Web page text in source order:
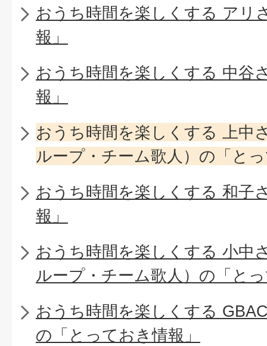
おうち時間を楽しくする アリ
報」
おうち時間を楽しくする 中谷
報」
おうち時間を楽しくする 上中
ループ・チーム歌人）の「と
おうち時間を楽しくする 和子
報」
おうち時間を楽しくする 小中
ループ・チーム歌人）の「と
おうち時間を楽しくする
の「とっておき情報」